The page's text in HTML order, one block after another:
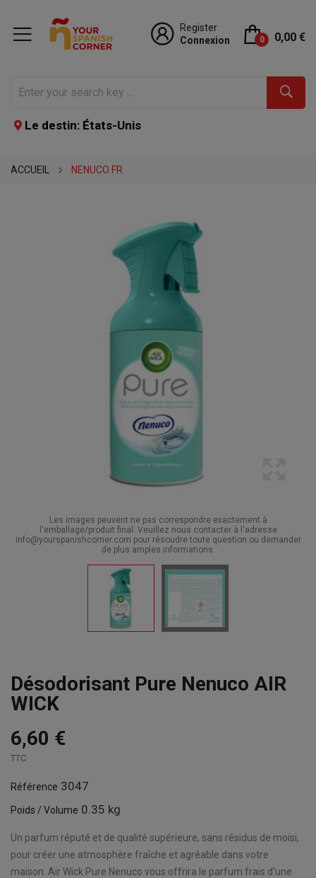
Register
Connexion
0 0,00 €
Le destin: États-Unis
ACCUEIL NENUCO FR
Les images peuvent ne pas correspondre exactement à
l'emballage/produit final. Veuillez nous contacter à l'adresse
info@yourspanishcorner.com pour résoudre toute question ou demander
de plus amples informations.
Désodorisant Pure Nenuco AIR
WICK
6,60 €
TTC
Référence 3047
Poids / Volume 0.35 kg
Un parfum réputé et de qualité supérieure, sans résidus de moisi,
pour créer une atmosphère fraîche et agréable dans votre
maison. Air Wick Pure Nenuco vous offrira le parfum frais d'une